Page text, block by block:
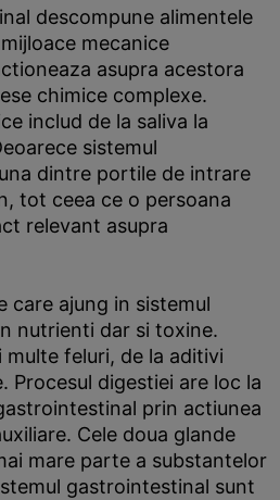
descompune alimentele
mecanice
asupra acestora
chimice complexe.
includ de la saliva la
sistemul
dintre portile de intrare
tot ceea ce o persoana
relevant asupra
care ajung in sistemul
nutrienti dar si toxine.
feluri, de la aditivi
Procesul digestiei are loc la
prin actiunea
Cele doua glande
mare parte a substantelor
gastrointestinal sunt